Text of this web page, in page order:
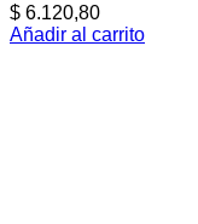
$ 6.120,80
Añadir al carrito